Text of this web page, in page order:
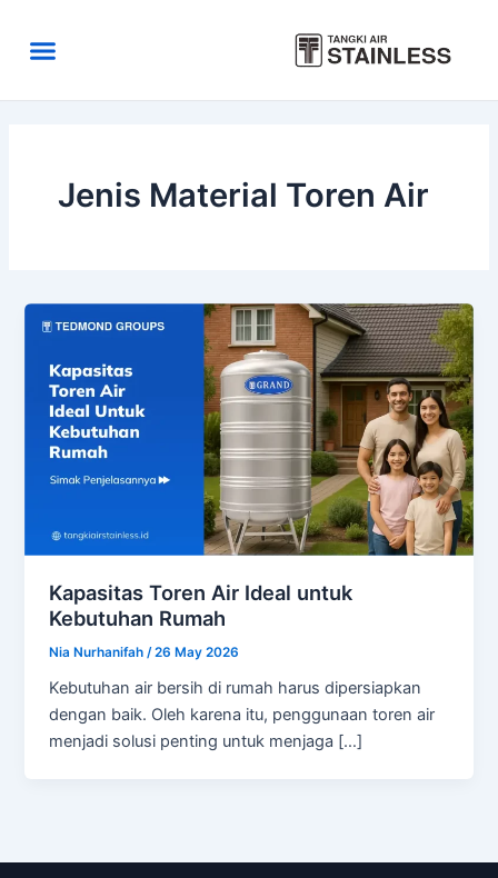
contentMenu
Jenis Material Toren Air
Kapasitas Toren Air Ideal untuk
Kebutuhan Rumah
Nia Nurhanifah /26 May 2026
Kebutuhan air bersih di rumah harus dipersiapkan
dengan baik. Oleh karena itu, penggunaan toren air
menjadi solusi penting untuk menjaga […]